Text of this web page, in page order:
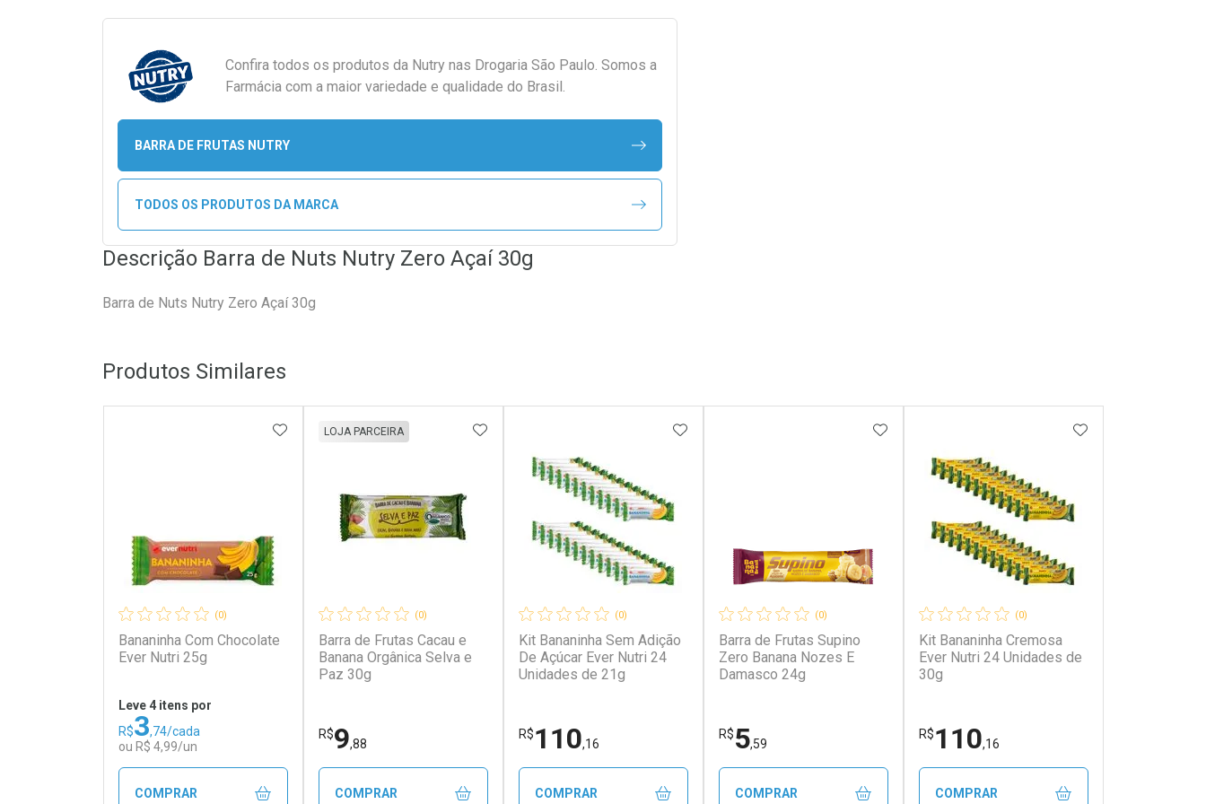
Confira todos os produtos da Nutry nas Drogaria São Paulo. Somos a
Farmácia com a maior variedade e qualidade do Brasil.
BARRA DE FRUTAS NUTRY
TODOS OS PRODUTOS DA MARCA
Descrição Barra de Nuts Nutry Zero Açaí 30g
Barra de Nuts Nutry Zero Açaí 30g
Produtos Similares
(0)
Bananinha Com Chocolate
Ever Nutri 25g
Leve 4 itens por
R$3,74/cada
ou R$ 4,99/un
ADICIONAR AOS FAVORITOS
COMPRAR
(0)
Barra de Frutas Cacau e
Banana Orgânica Selva e
Paz 30g
LOJA PARCEIRA
R$9,88
ADICIONAR AOS FAVORITOS
COMPRAR
(0)
Kit Bananinha Sem Adição
De Açúcar Ever Nutri 24
Unidades de 21g
R$110,16
ADICIONAR AOS FAVORITOS
COMPRAR
(0)
Barra de Frutas Supino
Zero Banana Nozes E
Damasco 24g
R$5,59
ADICIONAR AOS FAVORITOS
COMPRAR
(0)
Kit Bananinha Cremosa
Ever Nutri 24 Unidades de
30g
R$110,16
ADICIONAR AOS
COMPRAR